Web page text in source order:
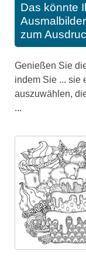
Das könnte
zum
Genießen Sie
indem Sie ... sie
auszuwählen,
...